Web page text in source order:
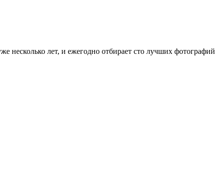
несколько лет, и ежегодно отбирает сто лучших фотографий